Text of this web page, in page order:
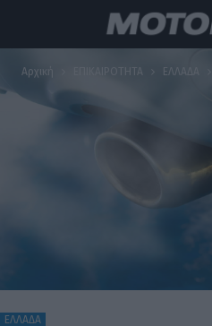
Αρχική ΕΠΙΚΑΙΡΟΤΗΤΑ ΕΛΛΑΔΑ
ΕΛΛΑΔΑ